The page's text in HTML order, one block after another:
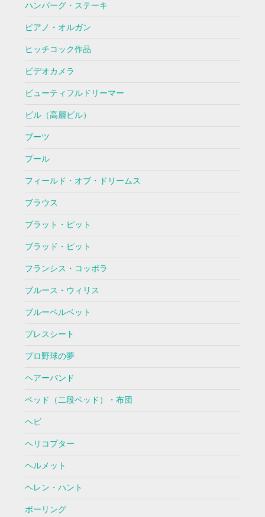
ハンバーグ・ステーキ
ピアノ・オルガン
ヒッチコック作品
ビデオカメラ
ビューティフルドリーマー
ビル（高層ビル）
ブーツ
プール
フィールド・オブ・ドリームス
ブラウス
ブラット・ピット
ブラッド・ピット
フランシス・コッポラ
ブルース・ウィリス
ブルーベルベット
プレスシート
プロ野球の夢
ヘアーバンド
ベッド（二段ベッド）・布団
ヘビ
ヘリコプター
ヘルメット
ヘレン・ハント
ボーリング